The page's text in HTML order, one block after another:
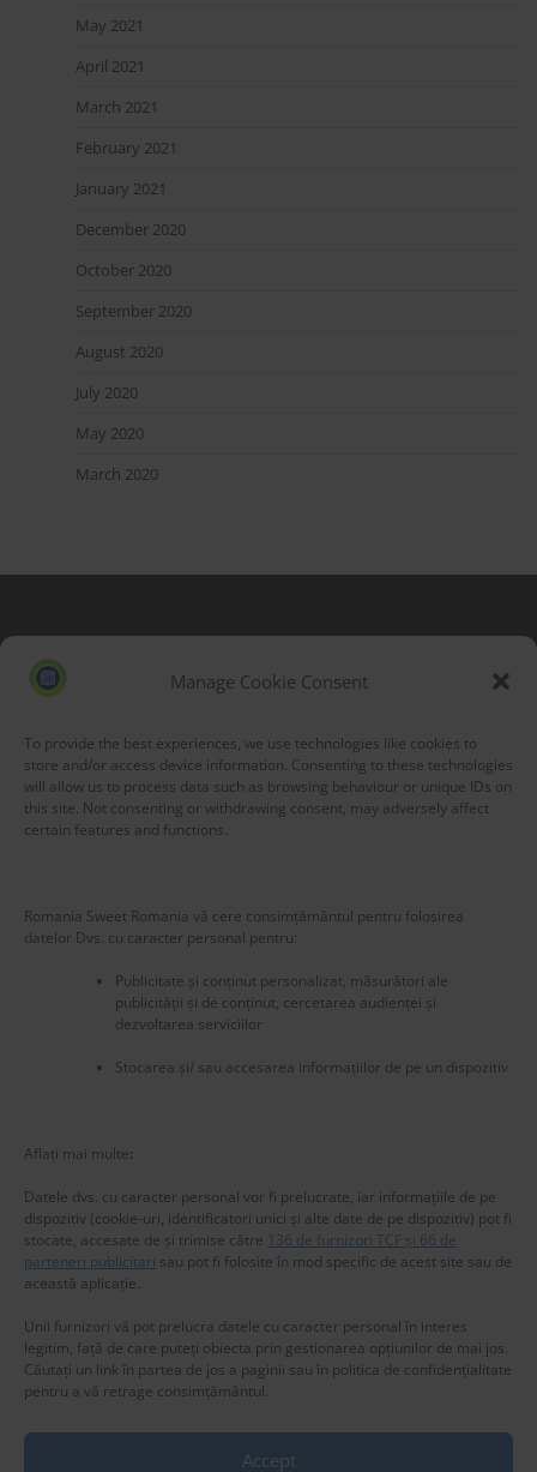
Manage Cookie Consent
To provide the best experiences, we use technologies like cookies to
store and/or access device information. Consenting to these technologies
will allow us to process data such as browsing behaviour or unique IDs on
this site. Not consenting or withdrawing consent, may adversely affect
certain features and functions.
Romania Sweet Romania vă cere consimțământul pentru folosirea
datelor Dvs. cu caracter personal pentru:
Publicitate și conținut personalizat, măsurători ale
publicității și de conținut, cercetarea audienței și
dezvoltarea serviciilor
Stocarea și/ sau accesarea informațiilor de pe un dispozitiv
Aflați mai multe:
Datele dvs. cu caracter personal vor fi prelucrate, iar informațiile de pe
dispozitiv (cookie-uri, identificatori unici și alte date de pe dispozitiv) pot fi
stocate, accesate de și trimise către 136 de furnizori TCF și 66 de
parteneri publicitari sau pot fi folosite în mod specific de acest site sau de
această aplicație.
Unii furnizori vă pot prelucra datele cu caracter personal în interes
legitim, față de care puteți obiecta prin gestionarea opțiunilor de mai jos.
Căutați un link în partea de jos a paginii sau în politica de confidențialitate
pentru a vă retrage consimțământul.
Accept
May 2021
April 2021
March 2021
February 2021
January 2021
December 2020
October 2020
September 2020
August 2020
July 2020
May 2020
March 2020